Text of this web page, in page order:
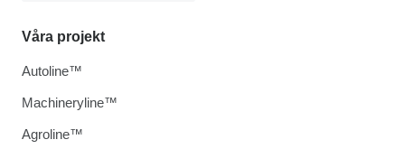
Våra projekt
Autoline™
Machineryline™
Agroline™